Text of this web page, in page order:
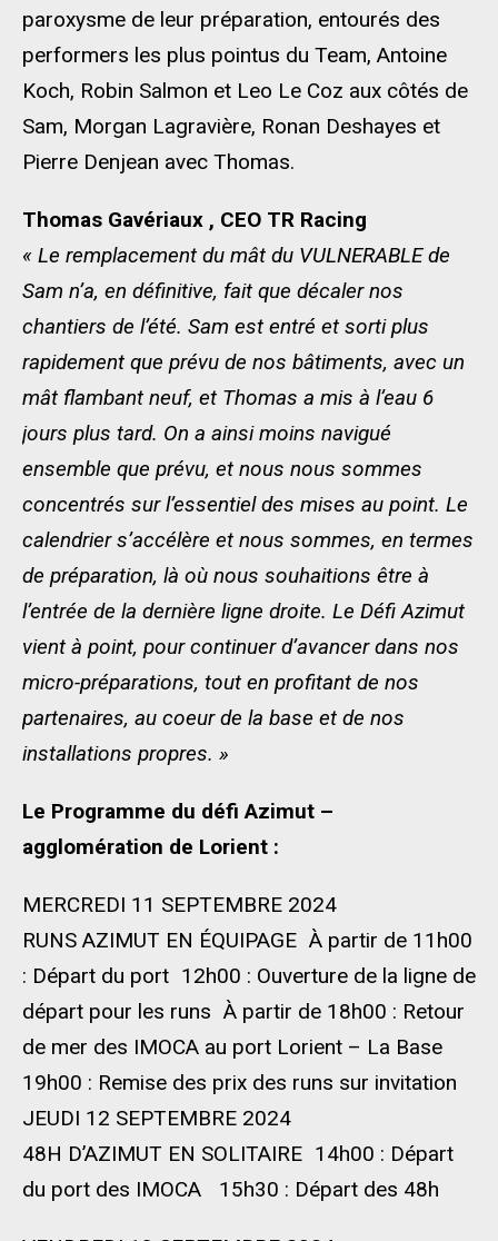
paroxysme de leur préparation, entourés des
performers les plus pointus du Team, Antoine
Koch, Robin Salmon et Leo Le Coz aux côtés de
Sam, Morgan Lagravière, Ronan Deshayes et
Pierre Denjean avec Thomas.
Thomas Gavériaux , CEO TR Racing
« Le remplacement du mât du VULNERABLE de
Sam n’a, en définitive, fait que décaler nos
chantiers de l’été. Sam est entré et sorti plus
rapidement que prévu de nos bâtiments, avec un
mât flambant neuf, et Thomas a mis à l’eau 6
jours plus tard. On a ainsi moins navigué
ensemble que prévu, et nous nous sommes
concentrés sur l’essentiel des mises au point. Le
calendrier s’accélère et nous sommes, en termes
de préparation, là où nous souhaitions être à
l’entrée de la dernière ligne droite. Le Défi Azimut
vient à point, pour continuer d’avancer dans nos
micro-préparations, tout en profitant de nos
partenaires, au coeur de la base et de nos
installations propres. »
Le Programme du défi Azimut –
agglomération de Lorient :
MERCREDI 11 SEPTEMBRE 2024
RUNS AZIMUT EN ÉQUIPAGE À partir de 11h00
: Départ du port 12h00 : Ouverture de la ligne de
départ pour les runs À partir de 18h00 : Retour
de mer des IMOCA au port Lorient – La Base
19h00 : Remise des prix des runs sur invitation
JEUDI 12 SEPTEMBRE 2024
48H D’AZIMUT EN SOLITAIRE 14h00 : Départ
du port des IMOCA 15h30 : Départ des 48h